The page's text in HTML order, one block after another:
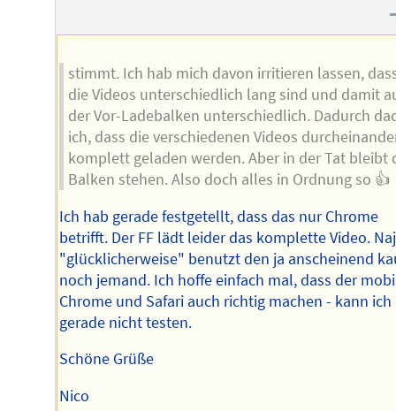
stimmt. Ich hab mich davon irritieren lassen,
die Videos unterschiedlich lang sind und damit
der Vor-Ladebalken unterschiedlich. Dadurch
ich, dass die verschiedenen Videos
komplett geladen werden. Aber in der Tat bleibt
Balken stehen. Also doch alles in Ordnung so 👍
Ich hab gerade festgetellt, dass das nur Chrome
betrifft. Der FF lädt leider das komplette Video.
"glücklicherweise" benutzt den ja anscheinend
noch jemand. Ich hoffe einfach mal, dass der
Chrome und Safari auch richtig machen - kann ich
gerade nicht testen.
Schöne Grüße
Nico